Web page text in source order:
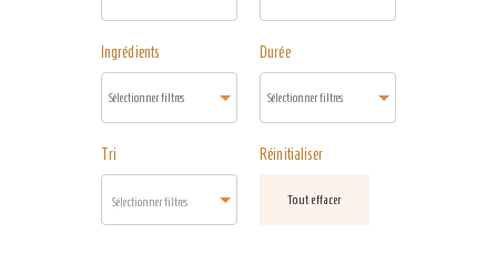
Ingrédients Durée
Tri
Sélectionner filtres
Réinitialiser
Tout effacer